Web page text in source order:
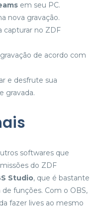
em seu PC.
nova gravação.
capturar no ZDF
de acordo com
e desfrute sua
gravada.
softwares que
do ZDF
Studio, que é bastante
funções. Com o OBS,
fazer lives ao mesmo